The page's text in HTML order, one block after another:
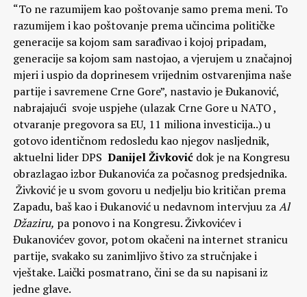
“To ne razumijem kao poštovanje samo prema meni. To
razumijem i kao poštovanje prema učincima političke
generacije sa kojom sam sarađivao i kojoj pripadam,
generacije sa kojom sam nastojao, a vjerujem u značajnoj
mjeri i uspio da doprinesem vrijednim ostvarenjima naše
partije i savremene Crne Gore”, nastavio je Đukanović,
nabrajajući svoje uspjehe (ulazak Crne Gore u NATO ,
otvaranje pregovora sa EU, 11 miliona investicija..) u
gotovo identičnom redosledu kao njegov nasljednik,
aktuelni lider DPS Danijel Živkovićdok je na Kongresu
obrazlagao izbor Đukanovića za počasnog predsjednika.
Živković je u svom govoru u nedjelju bio kritičan prema
Zapadu, baš kao i Đukanović u nedavnom intervjuu zaAl
Džaziru, pa ponovo i na Kongresu. Živkovićev i
Đukanovićev govor, potom okačeni na internet stranicu
partije, svakako su zanimljivo štivo za stručnjake i
vještake. Laički posmatrano, čini se da su napisani iz
jedne glave.